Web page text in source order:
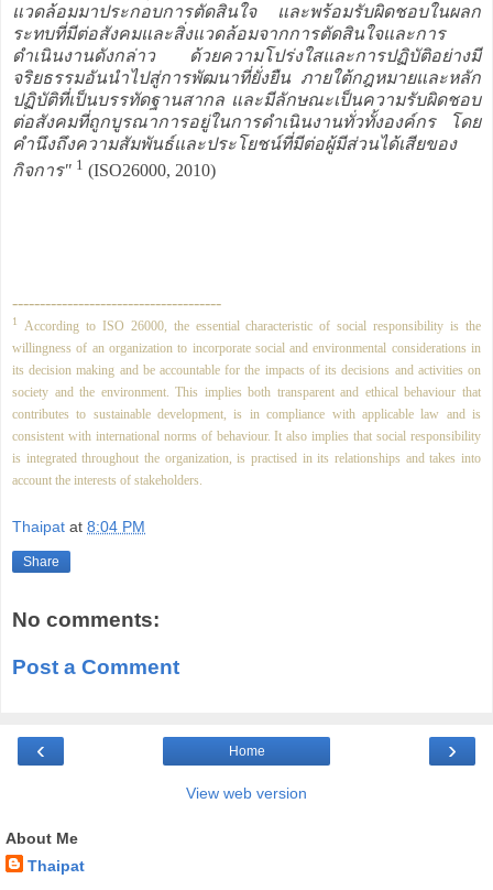
แวดล้อมมาประกอบการตัดสินใจ และพร้อมรับผิดชอบในผลก
ระทบที่มีต่อสังคมและสิ่งแวดล้อมจากการตัดสินใจและการ
ดำเนินงานดังกล่าว ด้วยความโปร่งใสและการปฏิบัติอย่างมี
จริยธรรมอันนำไปสู่การพัฒนาที่ยั่งยืน ภายใต้กฎหมายและหลัก
ปฏิบัติที่เป็นบรรทัดฐานสากล และมีลักษณะเป็นความรับผิดชอบ
ต่อสังคมที่ถูกบูรณาการอยู่ในการดำเนินงานทั่วทั้งองค์กร โดย
คำนึงถึงความสัมพันธ์และประโยชน์ที่มีต่อผู้มีส่วนได้เสียของ
กิจการ" 1 (ISO26000, 2010)
--------------------------------------
1
According to ISO 26000, the essential characteristic of social responsibility is the
willingness of an organization to incorporate social and environmental considerations in
its decision making and be accountable for the impacts of its decisions and activities on
society and the environment. This implies both transparent and ethical behaviour that
contributes to sustainable development, is in compliance with applicable law and is
consistent with international norms of behaviour. It also implies that social responsibility
is integrated throughout the organization, is practised in its relationships and takes into
account the interests of stakeholders.
Thaipat at 8:04 PM
Share
No comments:
Post a Comment
‹ ›
Home
View web version
About Me
Thaipat